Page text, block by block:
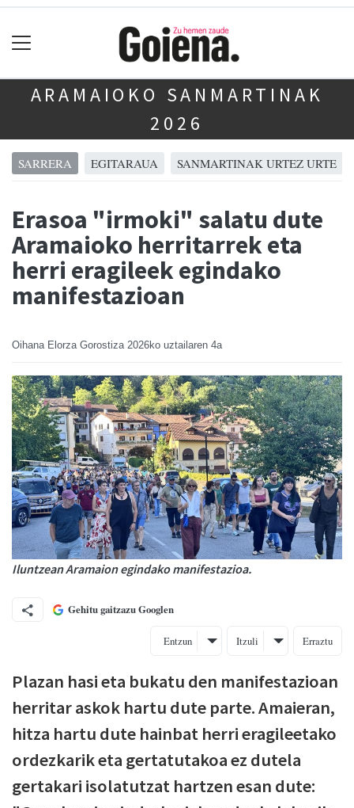
ARAMAIOKO SANMARTINAK
2026
SARRERA EGITARAUA SANMARTINAK URTEZ URTE
Erasoa "irmoki" salatu dute
Aramaioko herritarrek eta
herri eragileek egindako
manifestazioan
Oihana Elorza Gorostiza 2026ko uztailaren 4a
Iluntzean Aramaion egindako manifestazioa.
Gehitu gaitzazu Googlen
Entzun Itzuli Erraztu
Plazan hasi eta bukatu den manifestazioan
herritar askok hartu dute parte. Amaieran,
hitza hartu dute hainbat herri eragileetako
ordezkarik eta gertatutakoa ez dutela
gertakari isolatutzat hartzen esan dute: